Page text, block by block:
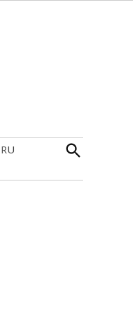
RU
Open
Search